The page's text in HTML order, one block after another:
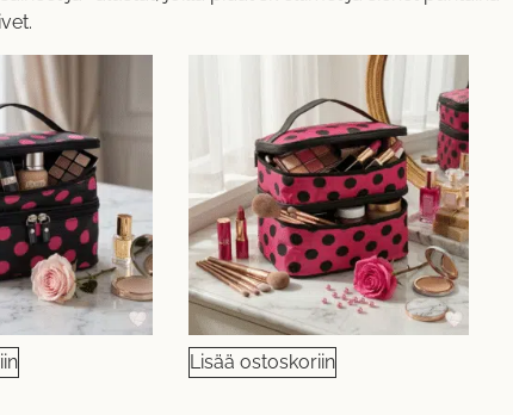
Lisää ostoskoriin